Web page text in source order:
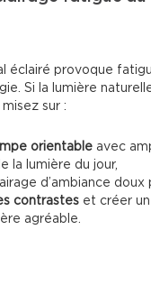
éclairé provoque
Si la lumière
sur :
orientable avec
la lumière du jour,
d’ambiance doux
contrastes et créer
agréable.